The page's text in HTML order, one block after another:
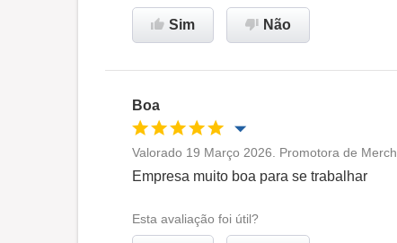
Sim Não
Boa
Oportunidade de promoção
Ambiente de trabalho
Valorado 19 Março 2026. Promotora de
Empresa muito boa para se trabalhar
Esta avaliação foi útil?